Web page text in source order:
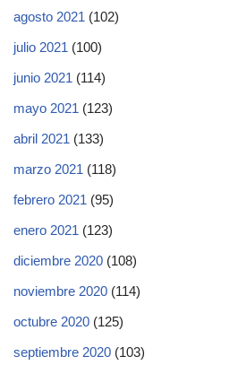
agosto 2021 (102)
julio 2021 (100)
junio 2021 (114)
mayo 2021 (123)
abril 2021 (133)
marzo 2021 (118)
febrero 2021 (95)
enero 2021 (123)
diciembre 2020 (108)
noviembre 2020 (114)
octubre 2020 (125)
septiembre 2020 (103)